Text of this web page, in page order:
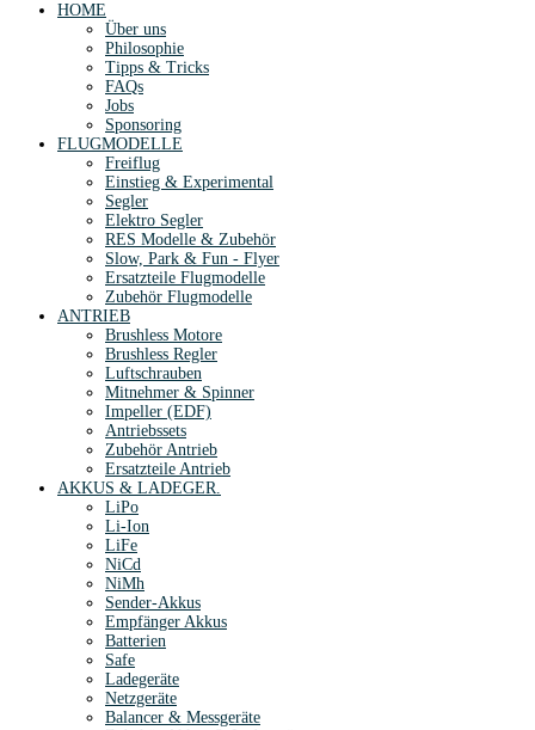
HOME
Über uns
Philosophie
Tipps & Tricks
FAQs
Jobs
Sponsoring
FLUGMODELLE
Freiflug
Einstieg & Experimental
Segler
Elektro Segler
RES Modelle & Zubehör
Slow, Park & Fun - Flyer
Ersatzteile Flugmodelle
Zubehör Flugmodelle
ANTRIEB
Brushless Motore
Brushless Regler
Luftschrauben
Mitnehmer & Spinner
Impeller (EDF)
Antriebssets
Zubehör Antrieb
Ersatzteile Antrieb
AKKUS & LADEGER.
LiPo
Li-Ion
LiFe
NiCd
NiMh
Sender-Akkus
Empfänger Akkus
Batterien
Safe
Ladegeräte
Netzgeräte
Balancer & Messgeräte